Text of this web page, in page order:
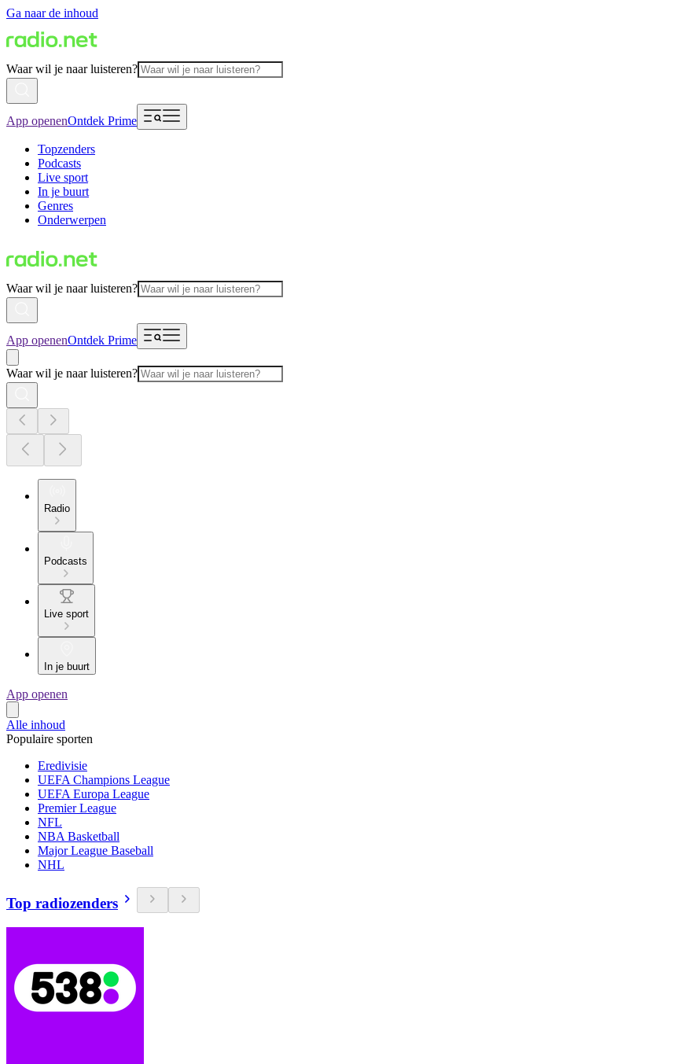
Ga naar de inhoud
Waar wil je naar luisteren?
App openenOntdek Prime
Topzenders
Podcasts
Live sport
In je buurt
Genres
Onderwerpen
Waar wil je naar luisteren?
App openenOntdek Prime
Waar wil je naar luisteren?
Radio
Podcasts
Live sport
In je buurt
App openen
Alle inhoud
Populaire sporten
Eredivisie
UEFA Champions League
UEFA Europa League
Premier League
NFL
NBA Basketball
Major League Baseball
NHL
Top radiozenders